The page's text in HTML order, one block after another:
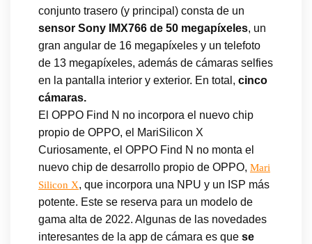
conjunto trasero (y principal) consta de un
sensor Sony IMX766 de 50 megapíxeles, un
gran angular de 16 megapíxeles y un telefoto
de 13 megapíxeles, además de cámaras selfies
en la pantalla interior y exterior. En total, cinco
cámaras.
El OPPO Find N no incorpora el nuevo chip
propio de OPPO, el MariSilicon X
Curiosamente, el OPPO Find N no monta el
nuevo chip de desarrollo propio de OPPO, Mari
Silicon X, que incorpora una NPU y un ISP más
potente. Este se reserva para un modelo de
gama alta de 2022. Algunas de las novedades
interesantes de la app de cámara es que se